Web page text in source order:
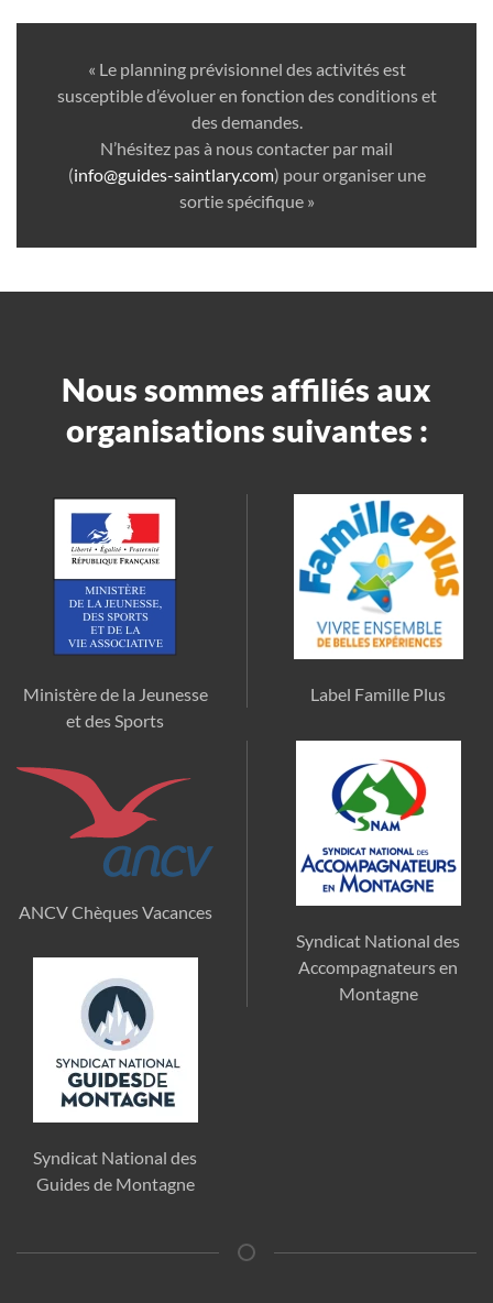
« Le planning prévisionnel des activités est
susceptible d’évoluer en fonction des conditions et
des demandes.
N’hésitez pas à nous contacter par mail
(info@guides-saintlary.com) pour organiser une
sortie spécifique »
Nous sommes affiliés aux
organisations suivantes :
Ministère de la Jeunesse
et des Sports
Label Famille Plus
ANCV Chèques Vacances
Syndicat National des
Accompagnateurs en
Montagne
Syndicat National des
Guides de Montagne